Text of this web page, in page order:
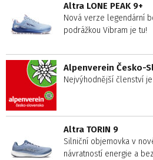
Altra LONE PEAK 9+
Nová verze legendární
podrážkou Vibram je tu!
Alpenverein Česko-
Nejvýhodnější členství
Altra TORIN 9
Silniční objemovka v
návratností energie a